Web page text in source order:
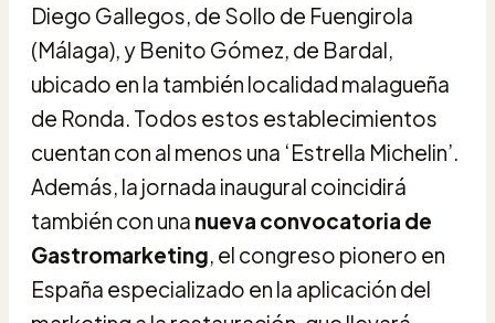
Diego Gallegos, de Sollo de Fuengirola
(Málaga), y Benito Gómez, de Bardal,
ubicado en la también localidad malagueña
de Ronda. Todos estos establecimientos
cuentan con al menos una ‘Estrella Michelin’.
Además, la jornada inaugural coincidirá
también con una nueva convocatoria de
Gastromarketing, el congreso pionero en
España especializado en la aplicación del